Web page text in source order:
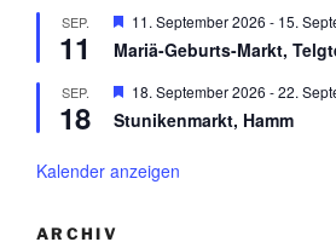
ee
h
o
e
o
r
e
h
o
n
SEP.
11
H
r
o
r
h
11. September 2026 - 15.
Mariä-Geburts-Markt,
SEP.
18
H
r
o
18. September 2026 -22.
Stunikenmarkt, Hamm
Kalender anzeigen
ARCHIV